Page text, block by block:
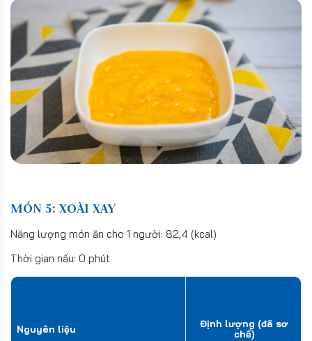
MÓN 5: XOÀI XAY
Năng lượng món ăn cho 1 người: 82,4 (kcal)
Thời gian nấu: 0 phút
Nguyên liệu
Định lượng (đã sơ
chế)